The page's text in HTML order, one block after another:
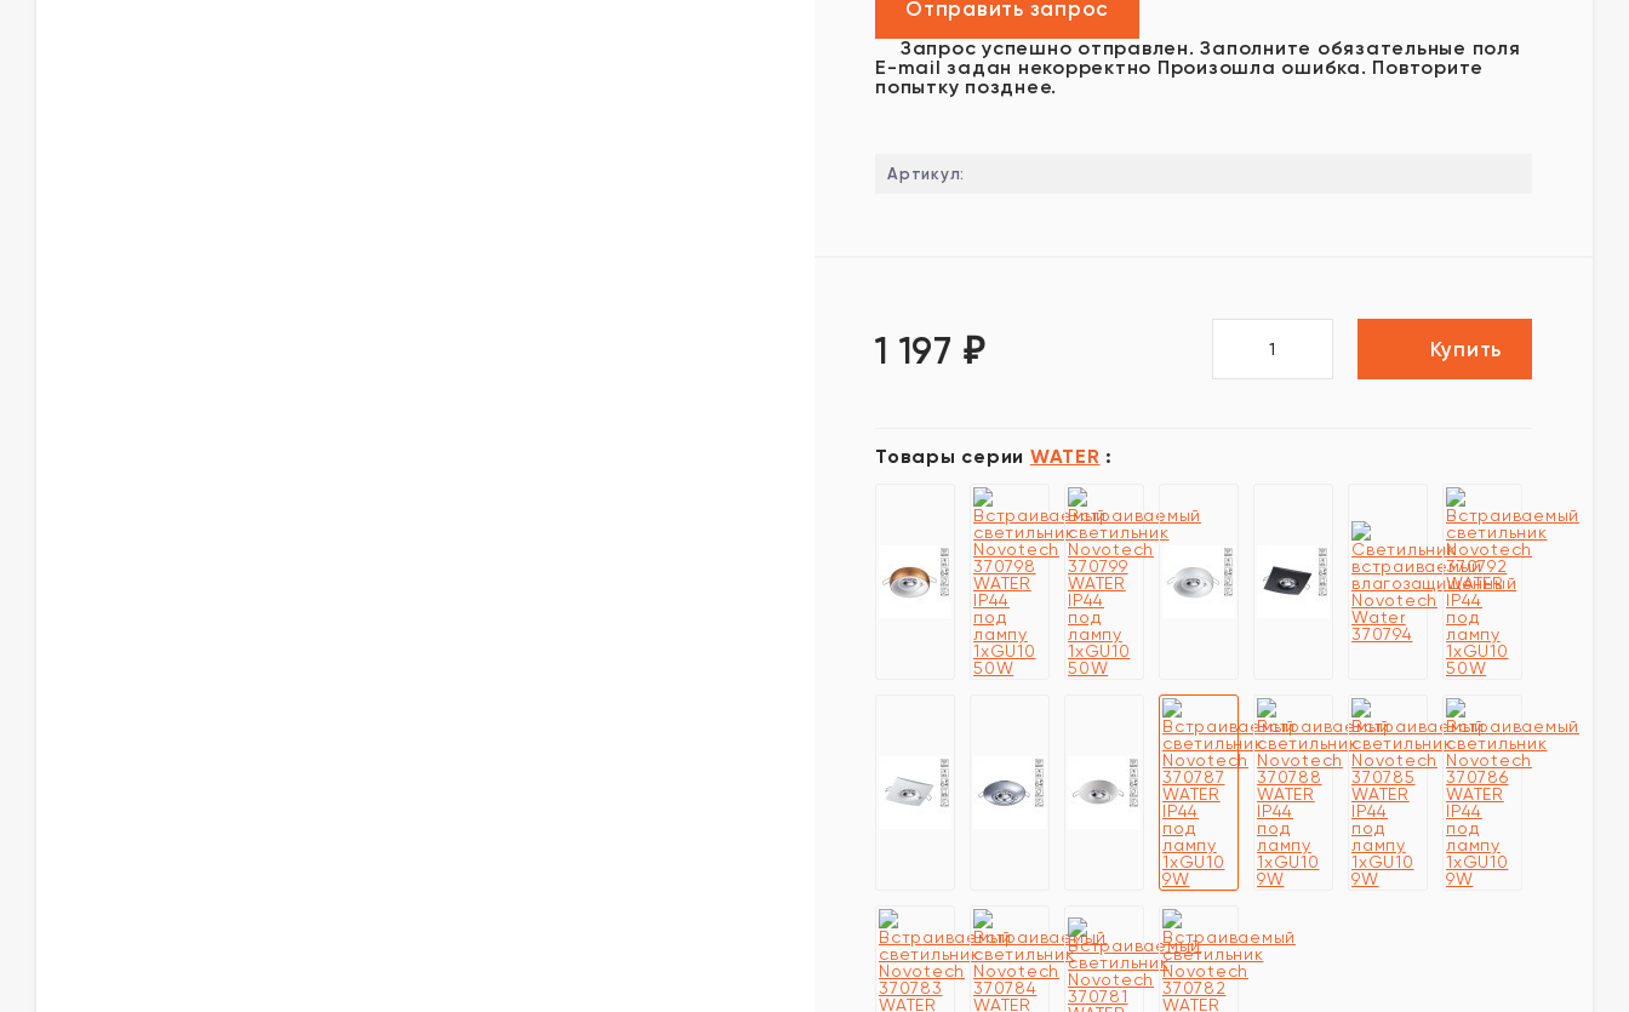
Запрос успешно отправлен. Заполните обязательные поля
E-mail задан некорректно Произошла ошибка. Повторите
попытку позднее.
Артикул:
1 197 ₽ Купить
Товары серии WATER :